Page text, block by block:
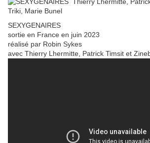
SEXYGENAIRES
sortie en France en juin 2023
réalisé par Robin Sykes
avec Thierry Lhermitte, Patrick Timsit et